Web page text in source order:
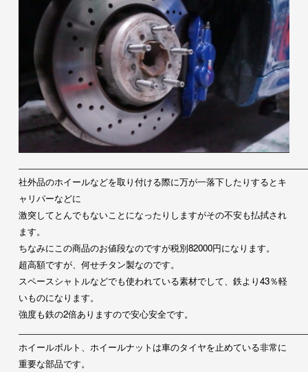
社外品のホイールなどを取り付ける際に万が一落下したりするとキ
ャリパーなどに
激突してとんでもないことになったりしますがその不安も払拭され
ます。
ちなみにこの商品のお値段なのですが税別82000円になります。
超高額ですが、何せチタン製なのです。
スペースシャトルなどでも使われている素材でして、鉄より43％軽
いものになります。
強度も鉄の2倍ありますので安心安全です。
ホイールボルト、 ホイールナットは車のタイヤを止めている非常に
重要な部品です。